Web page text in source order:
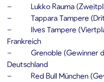
– Lukko Rauma
– Tappara Tampere
– Ilves Tampere
Frankreich
– Grenoble (Gewinner
Deutschland
– Red Bull München